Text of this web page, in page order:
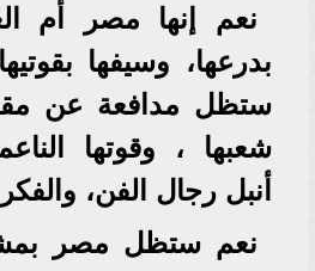
نعم إنها مصر أم
بدرعها، وسيفها
ستظل مدافعة عن
شعبها ، وقوتها
أنبل رجال الفن،
نعم ستظل مصر